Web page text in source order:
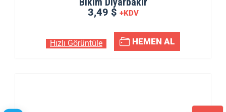
3,49 $ +KDV
Hızlı Görüntüle HEMEN AL